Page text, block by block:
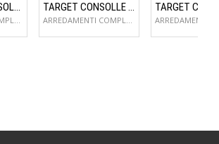
ZAMAGNA CONSOLLE FLAME
ARREDAMENTI COMPLEMENTI D'ARREDO
TARGET CONSOLLE ESCAPE
ARREDAMENTI COMPLEMENTI D'ARREDO